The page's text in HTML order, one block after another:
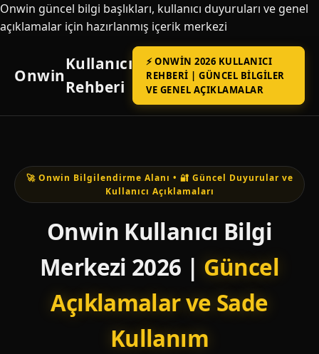
Onwin güncel bilgi başlıkları, kullanıcı duyuruları ve genel
açıklamalar için hazırlanmış içerik merkezi
Onwin
Kullanıcı
Rehberi
⚡ ONWIN 2026 KULLANICI
REHBERI | GÜNCEL BILGILER
VE GENEL AÇIKLAMALAR
🚀 Onwin Bilgilendirme Alanı • 🔐 Güncel Duyurular ve
Kullanıcı Açıklamaları
Onwin Kullanıcı Bilgi
Merkezi 2026 | Güncel
Açıklamalar ve Sade
Kullanım